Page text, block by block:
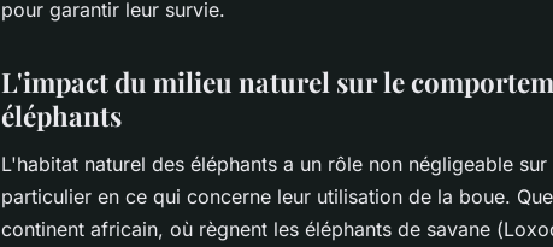
pour garantir leur survie.
L'impact du milieu naturel sur le
éléphants
L'habitat naturel des éléphants a un rôle non négligeable
particulier en ce qui concerne leur utilisation de la boue.
continent africain, où règnent les éléphants de savane (